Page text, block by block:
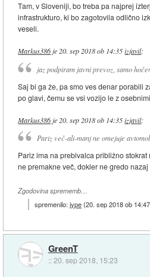
Tam, v Sloveniji, bo treba pa najprej
infrastrukturo, ki bo zagotovila odlično
veseli.
Markus386je20. sep 2018 ob 14:35 izjavil:
jaz podpiram javni prevoz, samo
Saj bi ga že, pa smo ves denar porabili
po glavi, čemu se vsi vozijo le z
Markus386 je 20. sep 2018 ob 14:35 izjavil:
Pariz več-ali-manj ne omejuje
Pariz ima na prebivalca približno
ne premakne več, dokler ne gredo nazaj
Zgodovina sprememb…
spremenilo:jype(20. sep 2018 ob 14:47
GreenT
::20. sep 2018, 15:23